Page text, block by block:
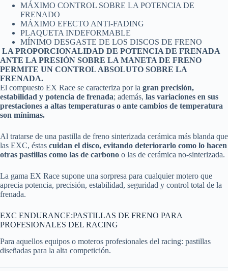
MÁXIMO CONTROL SOBRE LA POTENCIA DE
FRENADO
MÁXIMO EFECTO ANTI-FADING
PLAQUETA INDEFORMABLE
MÍNIMO DESGASTE DE LOS DISCOS DE FRENO
LA PROPORCIONALIDAD DE POTENCIA DE FRENADA
ANTE LA PRESIÓN SOBRE LA MANETA DE FRENO
PERMITE UN CONTROL ABSOLUTO SOBRE LA
FRENADA.
El compuesto EX Race se caracteriza por la gran precisión,
estabilidad y potencia de frenada; además, las variaciones en sus
prestaciones a altas temperaturas o ante cambios de temperatura
son mínimas.
Al tratarse de una pastilla de freno sinterizada cerámica más blanda que
las EXC, éstas cuidan el disco, evitando deteriorarlo como lo hacen
otras pastillas como las de carbono o las de cerámica no-sinterizada.
La gama EX Race supone una sorpresa para cualquier motero que
aprecia potencia, precisión, estabilidad, seguridad y control total de la
frenada.
EXC ENDURANCE:PASTILLAS DE FRENO PARA
PROFESIONALES DEL RACING
Para aquellos equipos o moteros profesionales del racing: pastillas
diseñadas para la alta competición.